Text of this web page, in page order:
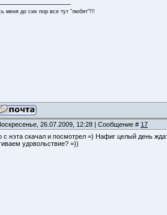
меня до сих пор все тут "любят"!!!
26.07.2009, 12:28 | Сообщение # 17
с нэта скачал и посмотрел =) Нафиг целый день
удовольствие? =))